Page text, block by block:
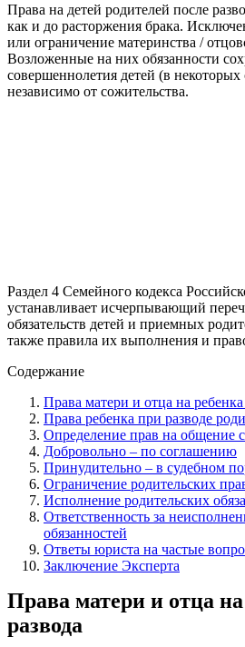
Права на детей родителей после
как и до расторжения брака.
или ограничение материнства /
Возложенные на них обязанности
совершеннолетия детей (в
независимо от сожительства.
Раздел 4 Семейного кодекса
устанавливает исчерпывающий
обязательств детей и приемных
также правила их выполнения и
Содержание
Права матери и отца на ребенка
Права ребенка при разводе
Определение прав на общение
Добровольно – по соглашению
Принудительно – в судебном
Ограничение родительских
Исполнение родительских
Ответственность за
обязанностей
Ответы юриста на частые
Заключение Эксперта
Права матери и отца
развода